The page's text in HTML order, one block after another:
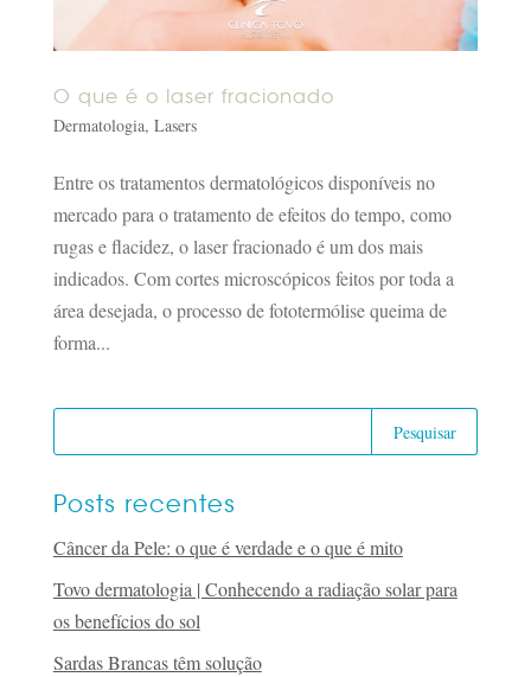
O que é o laser fracionado
Dermatologia, Lasers
Entre os tratamentos dermatológicos disponíveis no
mercado para o tratamento de efeitos do tempo, como
rugas e flacidez, o laser fracionado é um dos mais
indicados. Com cortes microscópicos feitos por toda a
área desejada, o processo de fototermólise queima de
forma...
Posts recentes
Câncer da Pele: o que é verdade e o que é mito
Tovo dermatologia | Conhecendo a radiação solar para
os benefícios do sol
Sardas Brancas têm solução